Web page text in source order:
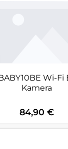
Wi-
Kamera
Regulärer Preis:
84,90 €